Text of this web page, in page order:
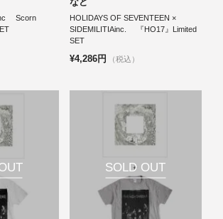
Scorn
HOLIDAYS OF SEVENTEEN ×
SIDEMILITIAinc. 『HO17』Limited
SET
¥4,286円 （税込）
SOLD OUT